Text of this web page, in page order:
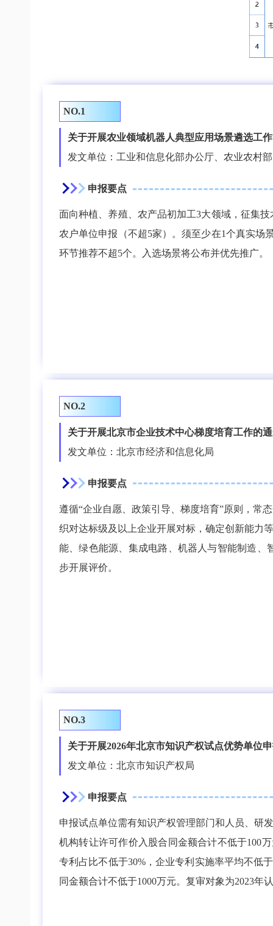
NO.1
关于开展农业领域机器人典型应用场景遴选工
发文单位：工业和信息化部办公厅、农业农村
申报要点
面向种植、养殖、农产品初加工3大领域，征集
农户单位申报（不超5家）。须至少在1个真实场
环节推荐不超5个。入选场景将公布并优先推广。
NO.2
关于开展北京市企业技术中心梯度培育工作的
发文单位：北京市经济和信息化局
申报要点
遵循“企业自愿、政策引导、梯度培育”原则，常
织对达标级及以上企业开展对标，确定创新能力
能、绿色能源、集成电路、机器人与智能制造
步开展评价。
NO.3
关于开展2026年北京市知识产权试点优势单位
发文单位：北京市知识产权局
申报要点
申报试点单位需有知识产权管理部门和人员、研
机构转让许可作价入股合同金额合计不低于100
专利占比不低于30%，企业专利实施率平均不低
同金额合计不低于1000万元。复审对象为2023